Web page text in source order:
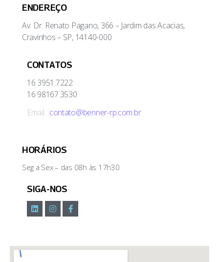
ENDEREÇO
Av. Dr. Renato Pagano, 366 – Jardim das Acacias,
Cravinhos – SP, 14140-000
CONTATOS
16 3951.7222
16 98167.3530
Email : contato@benner-rp.com.br
HORÁRIOS
Seg a Sex – das 08h às 17h30
SIGA-NOS